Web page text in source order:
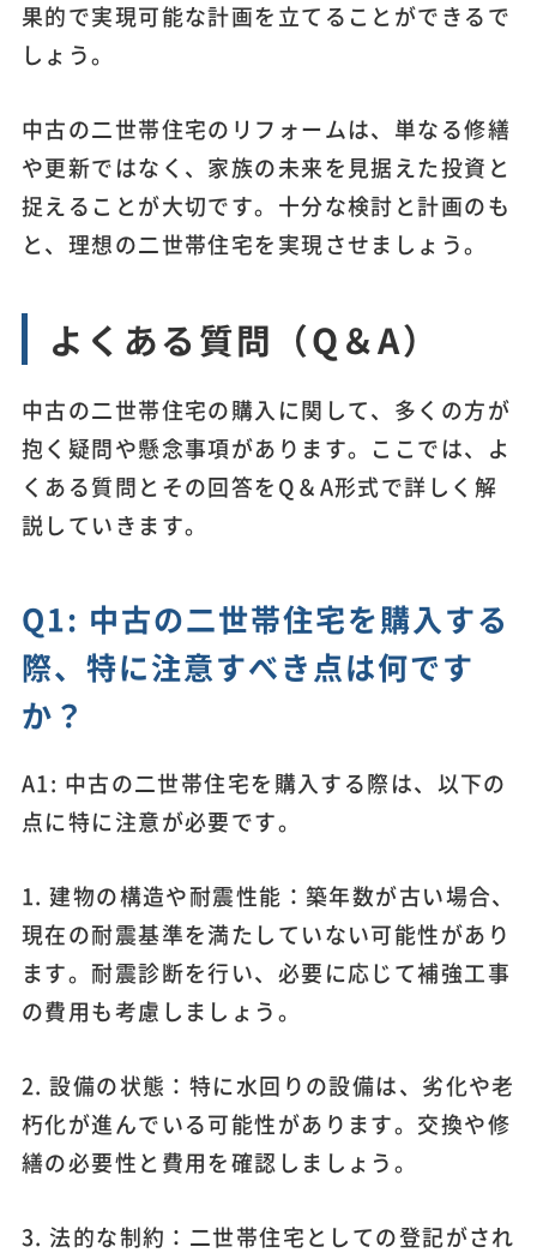
果的で実現可能な計画を立てることができるで
しょう。
中古の二世帯住宅のリフォームは、単なる修繕
や更新ではなく、家族の未来を見据えた投資と
捉えることが大切です。十分な検討と計画のも
と、理想の二世帯住宅を実現させましょう。
よくある質問（Q＆A）
中古の二世帯住宅の購入に関して、多くの方が
抱く疑問や懸念事項があります。ここでは、よ
くある質問とその回答をQ＆A形式で詳しく解
説していきます。
Q1: 中古の二世帯住宅を購入する
際、特に注意すべき点は何です
か？
A1: 中古の二世帯住宅を購入する際は、以下の
点に特に注意が必要です。
1. 建物の構造や耐震性能：築年数が古い場合、
現在の耐震基準を満たしていない可能性があり
ます。耐震診断を行い、必要に応じて補強工事
の費用も考慮しましょう。
2. 設備の状態：特に水回りの設備は、劣化や老
朽化が進んでいる可能性があります。交換や修
繕の必要性と費用を確認しましょう。
3. 法的な制約：二世帯住宅としての登記がされ